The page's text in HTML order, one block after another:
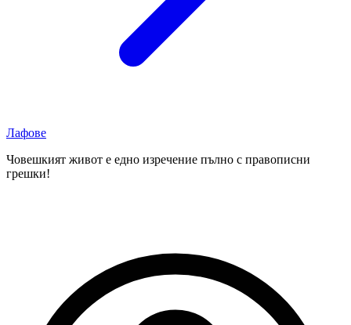
Лафове
Човешкият живот е едно изречение пълно с правописни
грешки!